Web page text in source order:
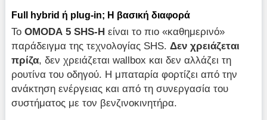
Full hybrid ή plug-in; Η βασική διαφορά
ΤοOMODA 5 SHS-H είναι το πιο «καθημερινό»
παράδειγμα της τεχνολογίας SHS.Δεν χρειάζεται
πρίζα, δεν χρειάζεται wallbox και δεν αλλάζει τη
ρουτίνα του οδηγού. Η μπαταρία φορτίζει από την
ανάκτηση ενέργειας και από τη συνεργασία του
συστήματος με τον βενζινοκινητήρα.